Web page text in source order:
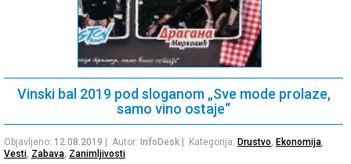
Vinski bal 2019 pod sloganom „Sve mode prolaze,
samo vino ostaje“
Objavljeno: 12.08.2019 | Autor: InfoDesk | Kategorija: Drustvo Ekonomija
Vesti Zabava Zanimljivosti